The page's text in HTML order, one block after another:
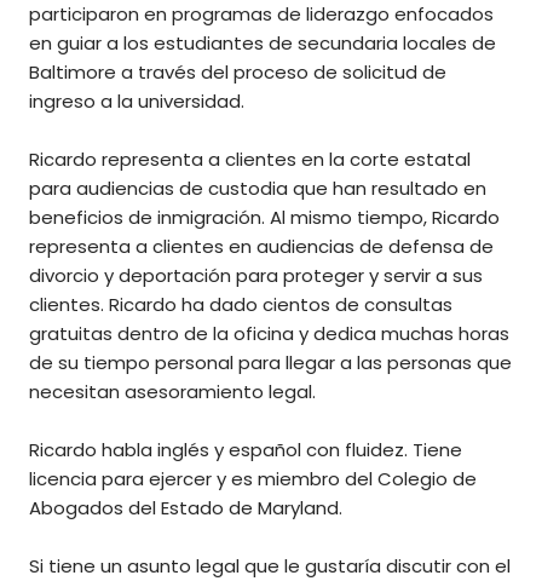
participaron en programas de liderazgo enfocados
en guiar a los estudiantes de secundaria locales de
Baltimore a través del proceso de solicitud de
ingreso a la universidad.
Ricardo representa a clientes en la corte estatal
para audiencias de custodia que han resultado en
beneficios de inmigración. Al mismo tiempo, Ricardo
representa a clientes en audiencias de defensa de
divorcio y deportación para proteger y servir a sus
clientes. Ricardo ha dado cientos de consultas
gratuitas dentro de la oficina y dedica muchas horas
de su tiempo personal para llegar a las personas que
necesitan asesoramiento legal.
Ricardo habla inglés y español con fluidez. Tiene
licencia para ejercer y es miembro del Colegio de
Abogados del Estado de Maryland.
Si tiene un asunto legal que le gustaría discutir con el